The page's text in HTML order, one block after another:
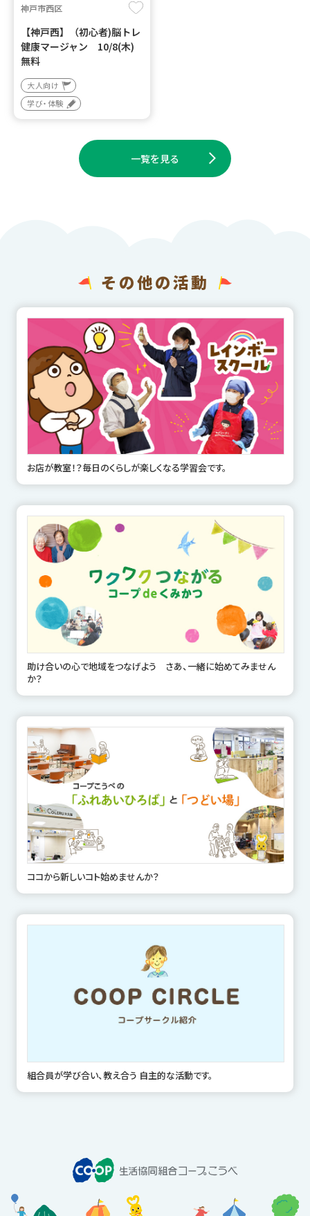
神戸市西区
【神戸西】（初心者)脳トレ
健康マージャン 10/8(木)
無料
大人向け
学び・体験
一覧を見る
その他の活動
お店が教室！？毎日のくらしが楽しくなる学習会です。
助け合いの心で地域をつなげよう さあ、一緒に始めてみません
か？
ココから新しいコト始めませんか？
組合員が学び合い、教え合う 自主的な活動です。